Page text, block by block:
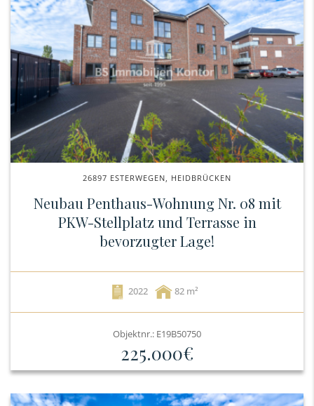
26897 ESTERWEGEN, HEIDBRÜCKEN
Neubau Penthaus-Wohnung Nr. 08 mit
PKW-Stellplatz und Terrasse in
bevorzugter Lage!
2022 82
Objektnr.: E19B50750
225.000€